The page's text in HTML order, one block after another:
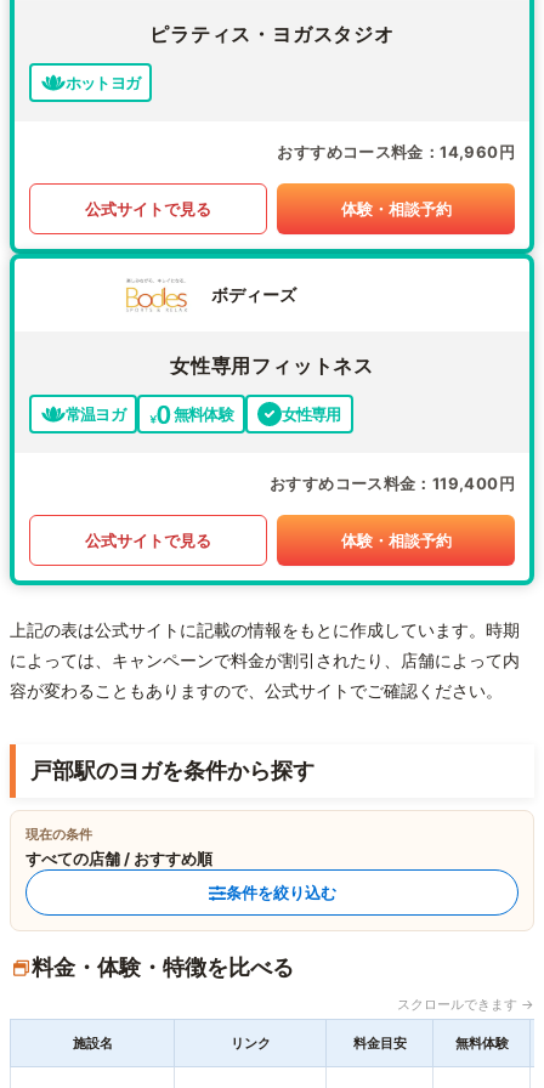
ピラティス・ヨガスタジオ
ホットヨガ
おすすめコース料金 14,960円
公式サイトで見る 体験・相談予約
ボディーズ
女性専用フィットネス
常温ヨガ 無料体験 女性専用
おすすめコース料金 119,400円
公式サイトで見る 体験・相談予約
上記の表は公式サイトに記載の情報をもとに作成しています。時期
によっては、キャンペーンで料金が割引されたり、店舗によって内
容が変わることもありますので、公式サイトでご確認ください。
戸部駅のヨガを条件から探す
現在の条件
すべての店舗 / おすすめ順
条件を絞り込む
料金・体験・特徴を比べる
スクロールできます →
施設名 リンク 料金目安 無料体験